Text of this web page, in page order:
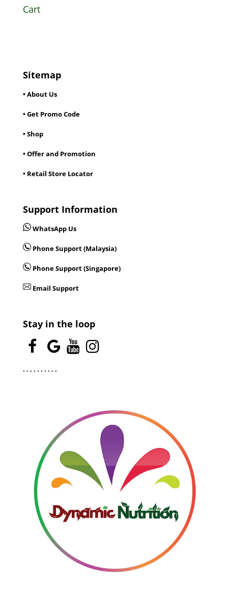
Cart
Sitemap
• About Us
• Get Promo Code
• Shop
• Offer and Promotion
• Retail Store Locator
Support Information
WhatsApp Us
Phone Support (Malaysia)
Phone Support (Singapore)
Email Support
Stay in the loop
. . . . . . . . . .